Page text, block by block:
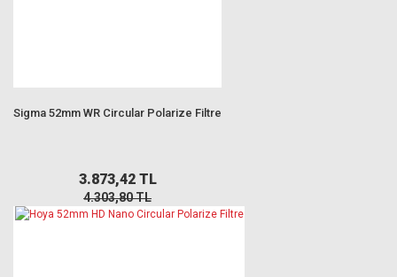
Sigma 52mm WR Circular Polarize Filtre
3.873,42 TL
4.303,80 TL